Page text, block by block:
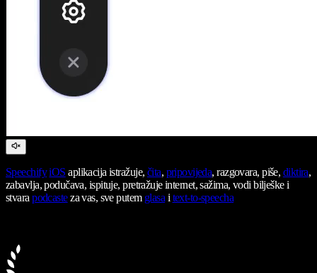
Speechify iOS aplikacija istražuje, čita, pripovijeda, razgovara, piše, diktira,
zabavlja, podučava, ispituje, pretražuje internet, sažima, vodi bilješke i
stvarapodcasteza vas, sve putem glasaitext-to-speecha